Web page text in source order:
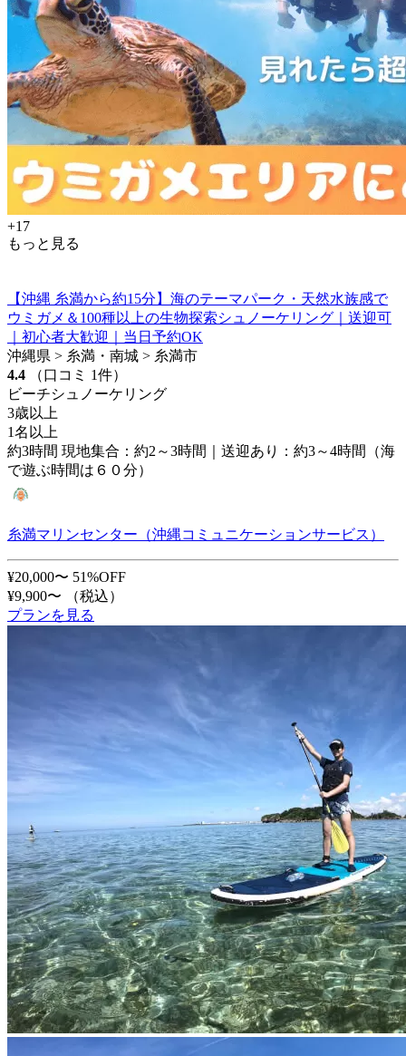
+17
もっと見る
【沖縄 糸満から約15分】海のテーマパーク・天然水族感で
ウミガメ＆100種以上の生物探索シュノーケリング｜送迎可
｜初心者大歓迎｜当日予約OK
沖縄県 > 糸満・南城 > 糸満市
4.4
（口コミ 1件）
ビーチシュノーケリング
3歳以上
1名以上
約3時間 現地集合：約2～3時間｜送迎あり：約3～4時間（海
で遊ぶ時間は６０分）
糸満マリンセンター（沖縄コミュニケーションサービス）
¥20,000〜 51%OFF
¥9,900〜
（税込）
プランを見る